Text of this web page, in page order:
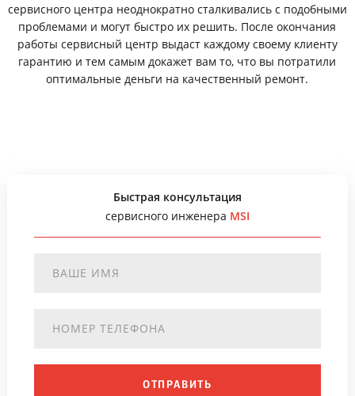
сервисного центра неоднократно сталкивались с подобными
проблемами и могут быстро их решить. После окончания
работы сервисный центр выдаст каждому своему клиенту
гарантию и тем самым докажет вам то, что вы потратили
оптимальные деньги на качественный ремонт.
Быстрая консультация
сервисного инженера MSI
ОТПРАВИТЬ